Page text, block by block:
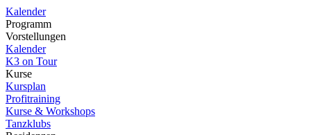
Kalender
Programm
Vorstellungen
Kalender
K3 on Tour
Kurse
Kursplan
Profitraining
Kurse & Workshops
Tanzklubs